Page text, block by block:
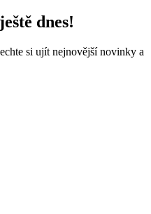
dnes!
si ujít nejnovější novinky a